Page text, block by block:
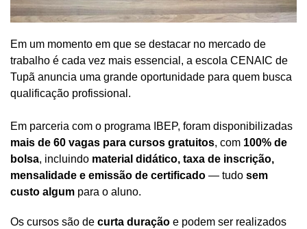
Em um momento em que se destacar no mercado de
trabalho é cada vez mais essencial, a escola CENAIC de
Tupã anuncia uma grande oportunidade para quem busca
qualificação profissional.
Em parceria com o programa IBEP, foram disponibilizadas
mais de 60 vagas para cursos gratuitos, com 100% de
bolsa, incluindo material didático, taxa de inscrição,
mensalidade e emissão de certificado — tudo sem
custo algum para o aluno.
Os cursos são de curta duração e podem ser realizados